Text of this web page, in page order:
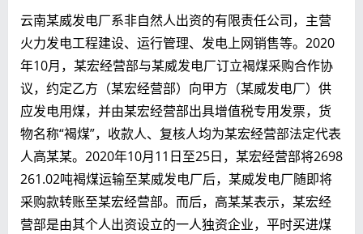
云南某威发电厂系非自然人出资的有限责任公司，主营
火力发电工程建设、运行管理、发电上网销售等。2020
年10月，某宏经营部与某威发电厂订立褐煤采购合作协
议，约定乙方（某宏经营部）向甲方（某威发电厂）供
应发电用煤，并由某宏经营部出具增值税专用发票，货
物名称“褐煤”，收款人、复核人均为某宏经营部法定代表
人高某某。2020年10月11日至25日，某宏经营部将2698
261.02吨褐煤运输至某威发电厂后，某威发电厂随即将
采购款转账至某宏经营部。而后，高某某表示，某宏经
营部是由其个人出资设立的一人独资企业，平时买进煤